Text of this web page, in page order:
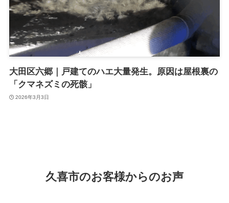
大田区六郷｜戸建てのハエ大量発生。原因は屋根裏の
「クマネズミの死骸」
2026年3月3日
久喜市のお客様からのお声